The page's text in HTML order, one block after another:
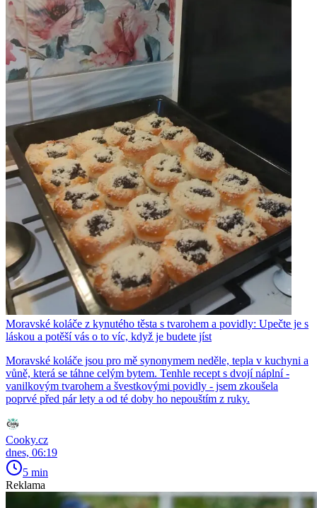
Moravské koláče z kynutého těsta s tvarohem a povidly: Upečte je s
láskou a potěší vás o to víc, když je budete jíst
Moravské koláče jsou pro mě synonymem neděle, tepla v kuchyni a
vůně, která se táhne celým bytem. Tenhle recept s dvojí náplní -
vanilkovým tvarohem a švestkovými povidly - jsem zkoušela
poprvé před pár lety a od té doby ho nepouštím z ruky.
Cooky.cz
dnes, 06:19
5 min
Reklama